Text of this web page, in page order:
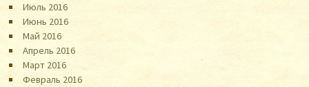
Июль 2016
Июнь 2016
Май 2016
Апрель 2016
Март 2016
Февраль 2016